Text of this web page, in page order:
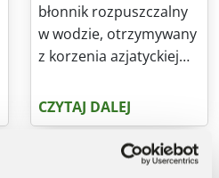
błonnik rozpuszczalny
w wodzie, otrzymywany
z korzenia azjatyckiej
polsku dziwidła. Jest
cennym prebiotykiem,
wchodzącym m.in. w
skład dietetycznego
CZYTAJ DALEJ